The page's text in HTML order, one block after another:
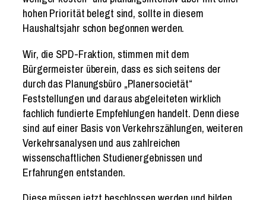
hohen Priorität belegt sind, sollte in diesem
Haushaltsjahr schon begonnen werden.
Wir, die SPD-Fraktion, stimmen mit dem
Bürgermeister überein, dass es sich seitens der
durch das Planungsbüro „Planersocietät“
Feststellungen und daraus abgeleiteten wirklich
fachlich fundierte Empfehlungen handelt. Denn diese
sind auf einer Basis von Verkehrszählungen, weiteren
Verkehrsanalysen und aus zahlreichen
wissenschaftlichen Studienergebnissen und
Erfahrungen entstanden.